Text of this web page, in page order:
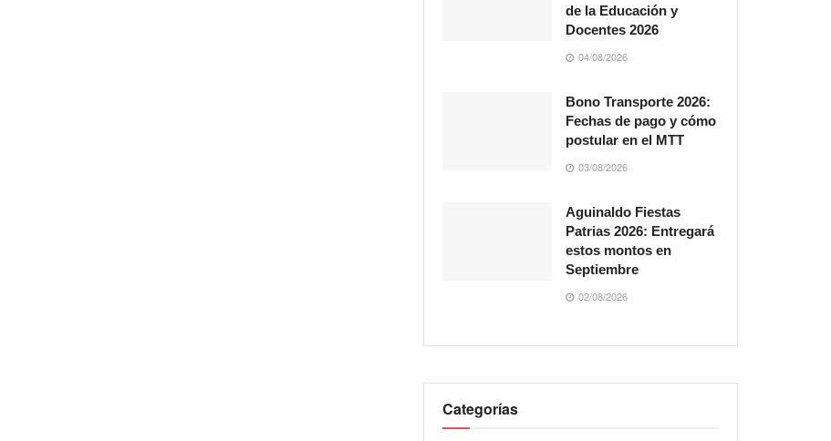
de la Educación y
Docentes 2026
04/08/2026
Bono Transporte 2026:
Fechas de pago y cómo
postular en el MTT
03/08/2026
Aguinaldo Fiestas
Patrias 2026: Entregará
estos montos en
Septiembre
02/08/2026
Categorías